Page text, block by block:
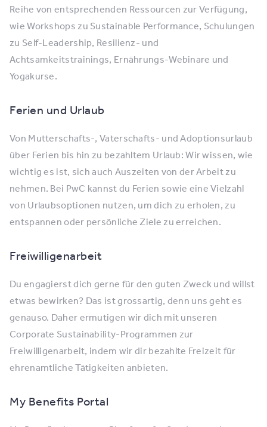
Reihe von entsprechenden Ressourcen zur Verfügung,
wie Workshops zu Sustainable Performance, Schulungen
zu Self-Leadership, Resilienz- und
Achtsamkeitstrainings, Ernährungs-Webinare und
Yogakurse.
Ferien und Urlaub
Von Mutterschafts-, Vaterschafts- und Adoptionsurlaub
über Ferien bis hin zu bezahltem Urlaub: Wir wissen, wie
wichtig es ist, sich auch Auszeiten von der Arbeit zu
nehmen. Bei PwC kannst du Ferien sowie eine Vielzahl
von Urlaubsoptionen nutzen, um dich zu erholen, zu
entspannen oder persönliche Ziele zu erreichen.
Freiwilligenarbeit
Du engagierst dich gerne für den guten Zweck und willst
etwas bewirken? Das ist grossartig, denn uns geht es
genauso. Daher ermutigen wir dich mit unseren
Corporate Sustainability-Programmen zur
Freiwilligenarbeit, indem wir dir bezahlte Freizeit für
ehrenamtliche Tätigkeiten anbieten.
My Benefits Portal